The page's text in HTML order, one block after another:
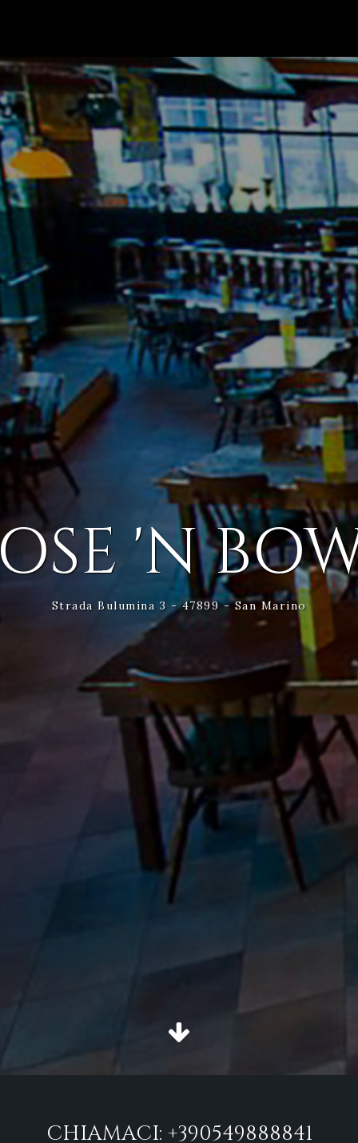
'N
Strada Bulumina 3 - 47899 - San Marino
CHIAMACI: +390549888841